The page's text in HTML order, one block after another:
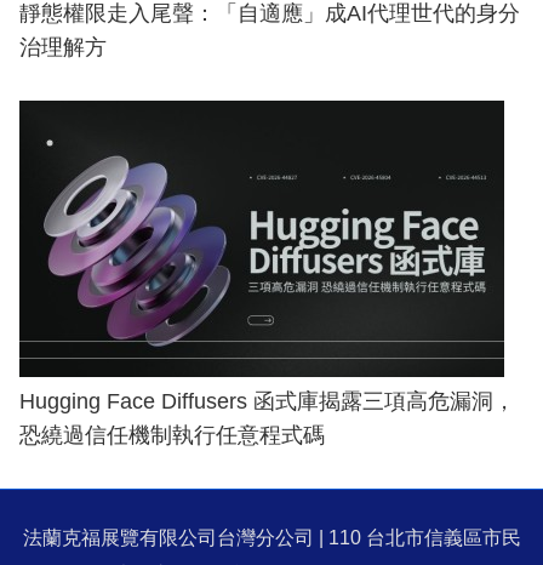
靜態權限走入尾聲：「自適應」成AI代理世代的身分
治理解方
Hugging Face Diffusers 函式庫揭露三項高危漏洞，
恐繞過信任機制執行任意程式碼
法蘭克福展覽有限公司台灣分公司 | 110 台北市信義區市民